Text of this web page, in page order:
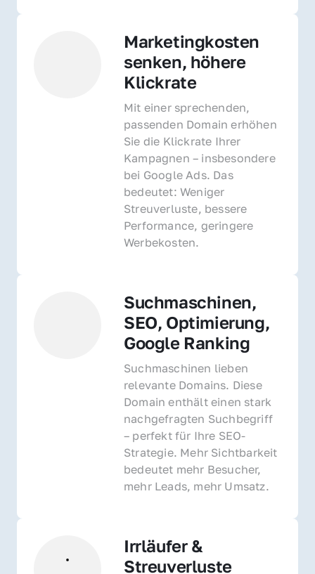
Marketingkosten
senken, höhere
Klickrate
Mit einer sprechenden,
passenden Domain erhöhen
Sie die Klickrate Ihrer
Kampagnen – insbesondere
bei Google Ads. Das
bedeutet: Weniger
Streuverluste, bessere
Performance, geringere
Werbekosten.
Suchmaschinen,
SEO, Optimierung,
Google Ranking
Suchmaschinen lieben
relevante Domains. Diese
Domain enthält einen stark
nachgefragten Suchbegriff
– perfekt für Ihre SEO-
Strategie. Mehr Sichtbarkeit
bedeutet mehr Besucher,
mehr Leads, mehr Umsatz.
Irrläufer &
Streuverluste